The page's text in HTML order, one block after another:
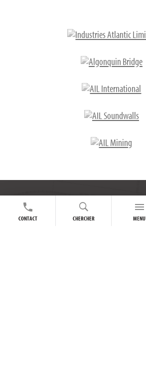
CONTACT CHERCHER MENU
SUIVEZ-NOUS EN LIGNE